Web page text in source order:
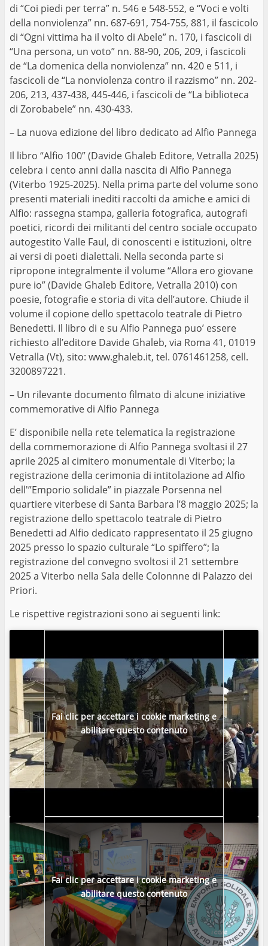
di “Coi piedi per terra” n. 546 e 548-552, e “Voci e volti
della nonviolenza” nn. 687-691, 754-755, 881, il fascicolo
di “Ogni vittima ha il volto di Abele” n. 170, i fascicoli di
“Una persona, un voto” nn. 88-90, 206, 209, i fascicoli
de “La domenica della nonviolenza” nn. 420 e 511, i
fascicoli de “La nonviolenza contro il razzismo” nn. 202-
206, 213, 437-438, 445-446, i fascicoli de “La biblioteca
di Zorobabele” nn. 430-433.
– La nuova edizione del libro dedicato ad Alfio Pannega
Il libro “Alfio 100” (Davide Ghaleb Editore, Vetralla 2025)
celebra i cento anni dalla nascita di Alfio Pannega
(Viterbo 1925-2025). Nella prima parte del volume sono
presenti materiali inediti raccolti da amiche e amici di
Alfio: rassegna stampa, galleria fotografica, autografi
poetici, ricordi dei militanti del centro sociale occupato
autogestito Valle Faul, di conoscenti e istituzioni, oltre
ai versi di poeti dialettali. Nella seconda parte si
ripropone integralmente il volume “Allora ero giovane
pure io” (Davide Ghaleb Editore, Vetralla 2010) con
poesie, fotografie e storia di vita dell’autore. Chiude il
volume il copione dello spettacolo teatrale di Pietro
Benedetti. Il libro di e su Alfio Pannega puo’ essere
richiesto all’editore Davide Ghaleb, via Roma 41, 01019
Vetralla (Vt), sito: www.ghaleb.it, tel. 0761461258, cell.
3200897221.
– Un rilevante documento filmato di alcune iniziative
commemorative di Alfio Pannega
E’ disponibile nella rete telematica la registrazione
della commemorazione di Alfio Pannega svoltasi il 27
aprile 2025 al cimitero monumentale di Viterbo; la
registrazione della cerimonia di intitolazione ad Alfio
dell'”Emporio solidale” in piazzale Porsenna nel
quartiere viterbese di Santa Barbara l’8 maggio 2025; la
registrazione dello spettacolo teatrale di Pietro
Benedetti ad Alfio dedicato rappresentato il 25 giugno
2025 presso lo spazio culturale “Lo spiffero”; la
registrazione del convegno svoltosi il 21 settembre
2025 a Viterbo nella Sala delle Colonnne di Palazzo dei
Priori.
Le rispettive registrazioni sono ai seguenti link:
Fai clic per accettare i cookie marketing e
abilitare questo contenuto
Fai clic per accettare i cookie marketing e
abilitare questo contenuto